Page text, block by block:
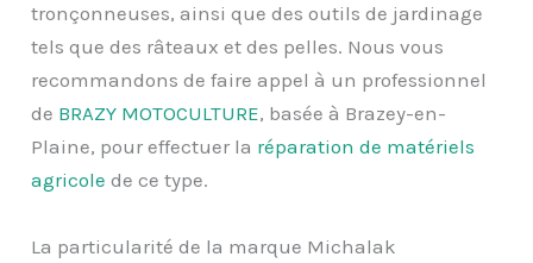
tronçonneuses, ainsi que des outils de jardinage
tels que des râteaux et des pelles. Nous vous
recommandons de faire appel à un professionnel
de BRAZY MOTOCULTURE, basée à Brazey-en-
Plaine, pour effectuer la réparation de matériels
agricole de ce type.
La particularité de la marque Michalak